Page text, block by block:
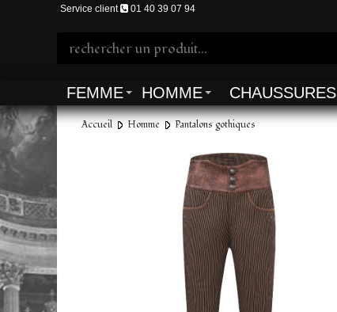
Service client 01 40 39 07 94
FEMME HOMME CHAUSSURES
Accueil Homme Pantalons gothiques